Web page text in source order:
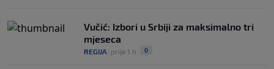
Vučić: Izbori u Srbiji za maksimalno tri
mjeseca
REGIJA prije 1 h 0